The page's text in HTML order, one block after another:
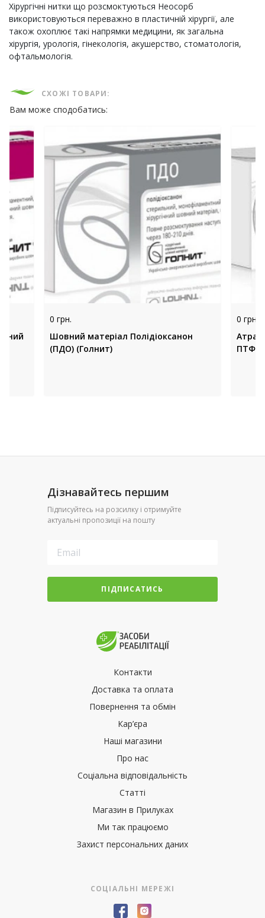
Хірургічні нитки що розсмоктуються Неосорб
використовуються переважно в пластичній хірургії, але
також охоплює такі напрямки медицини, як загальна
хірургія, урологія, гінекологія, акушерство, стоматологія,
офтальмологія.
СХОЖІ ТОВАРИ:
Вам може сподобатись:
0 грн.
Шовний матеріал Полідіоксанон
(ПДО) (Голнит)
0 грн.
ПТФЕ
Дізнавайтесь першим
Підписуйтесь на розсилку і отримуйте
актуальні пропозиції на пошту
ПІДПИСАТИСЬ
Контакти
Доставка та оплата
Повернення та обмін
Кар’єра
Наші магазини
Про нас
Соціальна відповідальність
Статті
Магазин в Прилуках
Ми так працюємо
Захист персональних даних
СОЦІАЛЬНІ МЕРЕЖІ